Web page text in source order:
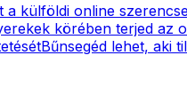
a külföldi online
körében terjed az
Bűnsegéd lehet, aki